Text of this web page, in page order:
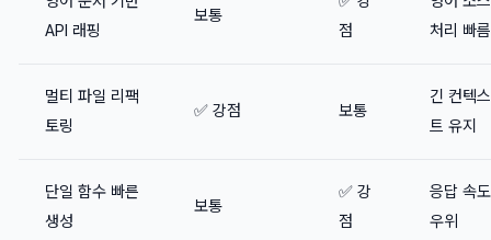
API 래핑
보통
점
처리 빠름
멀티 파일 리팩
토링
✅ 강점 보통
긴 컨텍스
트 유지
단일 함수 빠른
생성
보통
✅ 강
점
응답 속도
우위